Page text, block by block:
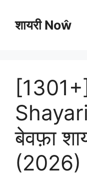
contentशायरी Noŵ
बेवफ़ा
(2026)